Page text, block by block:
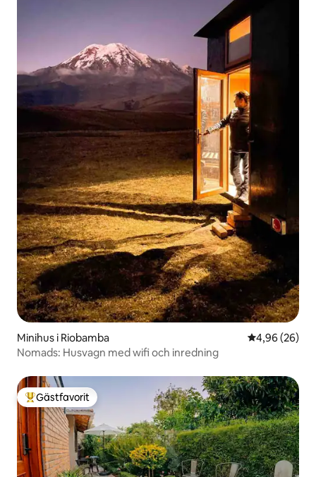
Minihus i Riobamba 4,96 av 5 i
4,96 (26)
Nomads: Husvagn med wifi och inredning
Populär gästfavorit
Gästfavorit